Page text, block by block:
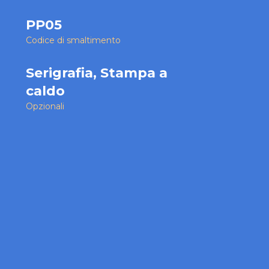
PP05
Codice di smaltimento
Serigrafia, Stampa a
caldo
Opzionali